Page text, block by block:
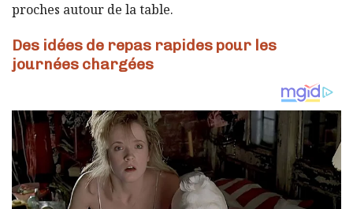
proches autour de la table.
Des idées de repas rapides pour les
journées chargées